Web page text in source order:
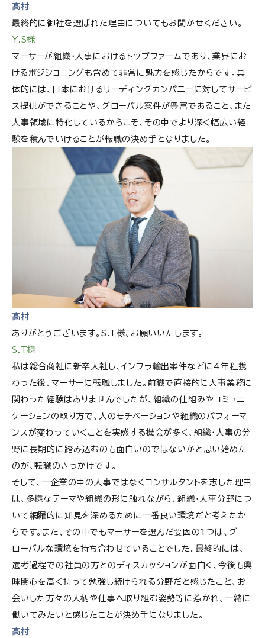
髙村
最終的に御社を選ばれた理由についてもお聞かせください。
Y.S様
マーサーが組織・人事におけるトップファームであり、業界にお
けるポジショニングも含めて非常に魅力を感じたからです。具
体的には、日本におけるリーディングカンパニーに対してサービ
ス提供ができることや、グローバル案件が豊富であること、また
人事領域に特化しているからこそ、その中でより深く幅広い経
験を積んでいけることが転職の決め手となりました。
髙村
ありがとうございます。S.T様、お願いいたします。
S.T様
私は総合商社に新卒入社し、インフラ輸出案件などに4年程携
わった後、マーサーに転職しました。前職で直接的に人事業務に
関わった経験はありませんでしたが、組織の仕組みやコミュニ
ケーションの取り方で、人のモチベーションや組織のパフォーマ
ンスが変わっていくことを実感する機会が多く、組織・人事の分
野に長期的に踏み込むのも面白いのではないかと思い始めた
のが、転職のきっかけです。
そして、一企業の中の人事ではなくコンサルタントを志した理由
は、多様なテーマや組織の形に触れながら、組織・人事分野につ
いて網羅的に知見を深めるために一番良い環境だと考えたか
らです。また、その中でもマーサーを選んだ要因の1つは、グ
ローバルな環境を持ち合わせていることでした。最終的には、
選考過程での社員の方とのディスカッションが面白く、今後も興
味関心を高く持って勉強し続けられる分野だと感じたこと、お
会いした方々の人柄や仕事へ取り組む姿勢等に惹かれ、一緒に
働いてみたいと感じたことが決め手になりました。
髙村